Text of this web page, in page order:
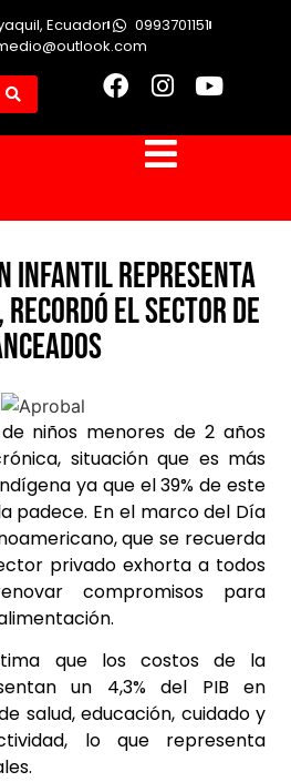
Ecuador
0993701151
infantil representa
recordó el sector de
niños menores de 2 años
situación que es más
ya que el 39% de este
padece. En el marco del Día
que se recuerda
privado exhorta a todos
compromisos para
que los costos de la
un 4,3% del PIB en
salud, educación, cuidado y
lo que representa